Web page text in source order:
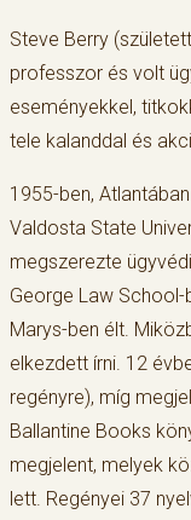
Steve Berry
professzor és volt
eseményekkel,
tele kalanddal és
1955-ben,
Valdosta State
megszerezte
George Law
Marys-ben élt.
elkezdett írni. 12
regényre), míg
Ballantine Books
megjelent, melyek
lett. Regényei 37